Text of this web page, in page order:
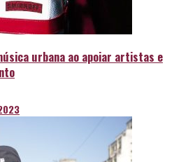
urbana ao apoiar artistas e